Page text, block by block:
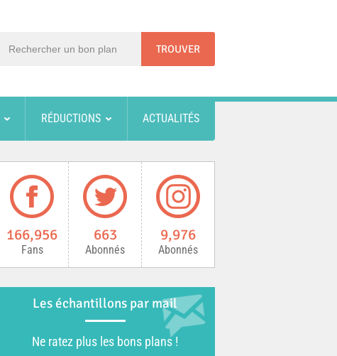
RÉDUCTIONS ACTUALITÉS
166,956
Fans
663
Abonnés
9,976
Abonnés
Les échantillons par mail
Ne ratez plus les bons plans !